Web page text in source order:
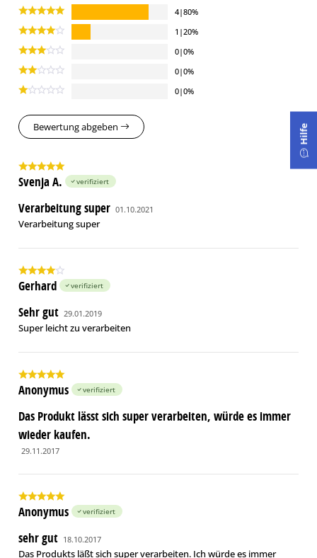
4|80%
1|20%
0|0%
0|0%
0|0%
Bewertung abgeben
Svenja A. verifiziert
Verarbeitung super 01.10.2021
Verarbeitung super
Gerhard verifiziert
Sehr gut 29.01.2019
Super leicht zu verarbeiten
Anonymus verifiziert
Das Produkt lässt sich super verarbeiten, würde es immer
wieder kaufen.
29.11.2017
Anonymus verifiziert
sehr gut 18.10.2017
Das Produkts läßt sich super verarbeiten. Ich würde es immer
Hilfe